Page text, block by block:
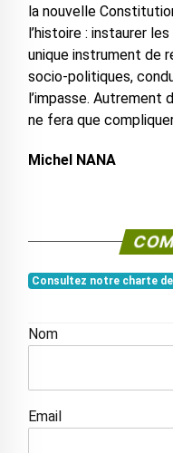
la nouvelle
l’histoire : instaurer
unique instrument de
socio-politiques,
l’impasse. Autrement
ne fera que
Michel NANA
Consultez notre charte
Nom
Email